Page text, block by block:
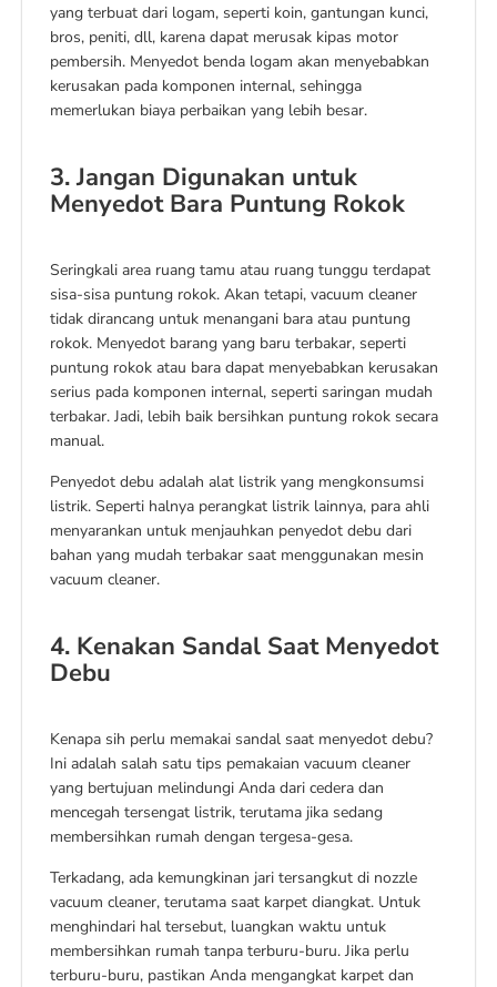
yang terbuat dari logam, seperti koin, gantungan kunci,
bros, peniti, dll, karena dapat merusak kipas motor
pembersih. Menyedot benda logam akan menyebabkan
kerusakan pada komponen internal, sehingga
memerlukan biaya perbaikan yang lebih besar.
3. Jangan Digunakan untuk
Menyedot Bara Puntung Rokok
Seringkali area ruang tamu atau ruang tunggu terdapat
sisa-sisa puntung rokok. Akan tetapi, vacuum cleaner
tidak dirancang untuk menangani bara atau puntung
rokok. Menyedot barang yang baru terbakar, seperti
puntung rokok atau bara dapat menyebabkan kerusakan
serius pada komponen internal, seperti saringan mudah
terbakar. Jadi, lebih baik bersihkan puntung rokok secara
manual.
Penyedot debu adalah alat listrik yang mengkonsumsi
listrik. Seperti halnya perangkat listrik lainnya, para ahli
menyarankan untuk menjauhkan penyedot debu dari
bahan yang mudah terbakar saat menggunakan mesin
vacuum cleaner.
4. Kenakan Sandal Saat Menyedot
Debu
Kenapa sih perlu memakai sandal saat menyedot debu?
Ini adalah salah satu tips pemakaian vacuum cleaner
yang bertujuan melindungi Anda dari cedera dan
mencegah tersengat listrik, terutama jika sedang
membersihkan rumah dengan tergesa-gesa.
Terkadang, ada kemungkinan jari tersangkut di nozzle
vacuum cleaner, terutama saat karpet diangkat. Untuk
menghindari hal tersebut, luangkan waktu untuk
membersihkan rumah tanpa terburu-buru. Jika perlu
terburu-buru, pastikan Anda mengangkat karpet dan